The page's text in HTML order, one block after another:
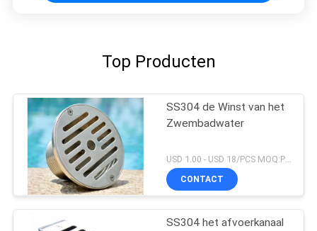
Top Producten
SS304 de Winst van het
Zwembadwater
CONTACT
SS304 het afvoerkanaal